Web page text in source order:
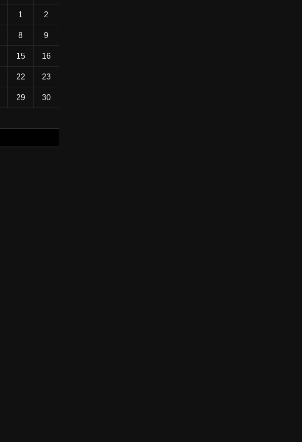
1 2
8 9
15 16
22 23
29 30